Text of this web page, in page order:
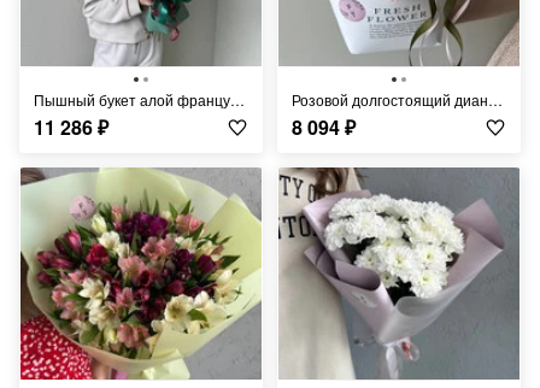
Пышный букет алой французской розы в мятной упаковке FT263
11 286₽
Розовой долгостоящий диантус с эвкалиптом FT291
8 094₽